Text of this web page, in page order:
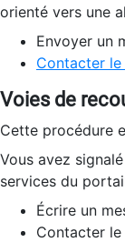
orienté vers une
Envoyer un
Contacter
Voies de
Cette procédure
Vous avez
services du
Écrire un
Contacter